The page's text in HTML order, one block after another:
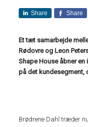
Share Share
Et tæt samarbejde
Rødovre og Leon
Shape House åbner
på det kundesegment,
Brødrene Dahl træder